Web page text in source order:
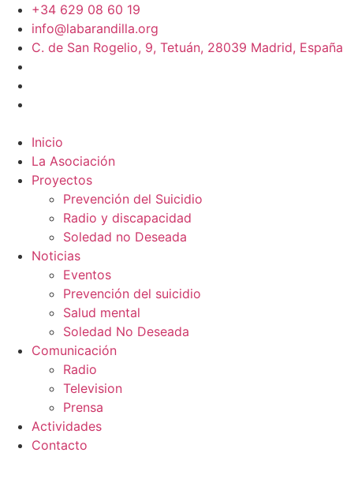
+34 629 08 60 19
info@labarandilla.org
C. de San Rogelio, 9, Tetuán, 28039 Madrid, España
Inicio
La Asociación
Proyectos
Prevención del Suicidio
Radio y discapacidad
Soledad no Deseada
Noticias
Eventos
Prevención del suicidio
Salud mental
Soledad No Deseada
Comunicación
Radio
Television
Prensa
Actividades
Contacto